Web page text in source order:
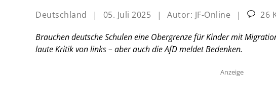
Deutschland | 05. Juli 2025 | Autor: JF-Online |
26
Brauchen deutsche Schulen eine Obergrenze für Kinder mit
laute Kritik von links – aber auch die AfD meldet Bedenken.
Anzeige